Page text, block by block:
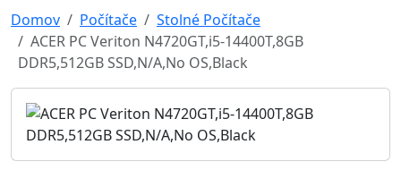
Domov Počítače
Stolné Počítače
ACER PC Veriton N4720GT,i5-14400T,8GB
DDR5,512GB SSD,N/A,No OS,Black